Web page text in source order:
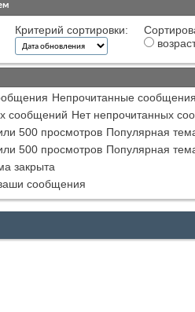
Критерий сортировки:
Непрочитанные сообщения
Нет непрочитанных
Популярная
Популярная
закрыта
сообщения